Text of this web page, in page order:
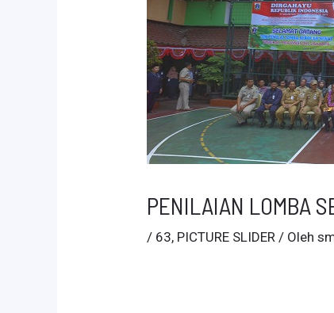
PENILAIAN LOMBA
/ 63, PICTURE SLIDER / Oleh